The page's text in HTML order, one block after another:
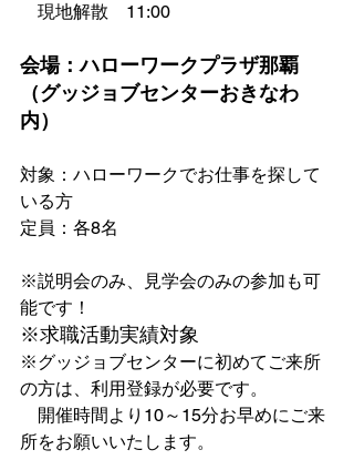
現地解散　11:00
会場：ハローワークプラザ那覇
（グッジョブセンターおきなわ
内）
対象：ハローワークでお仕事を探して
いる方
定員：各8名
※説明会のみ、見学会のみの参加も可
能です！
※求職活動実績対象
※グッジョブセンターに初めてご来所
の方は、利用登録が必要です。
開催時間より10～15分お早めにご来
所をお願いいたします。